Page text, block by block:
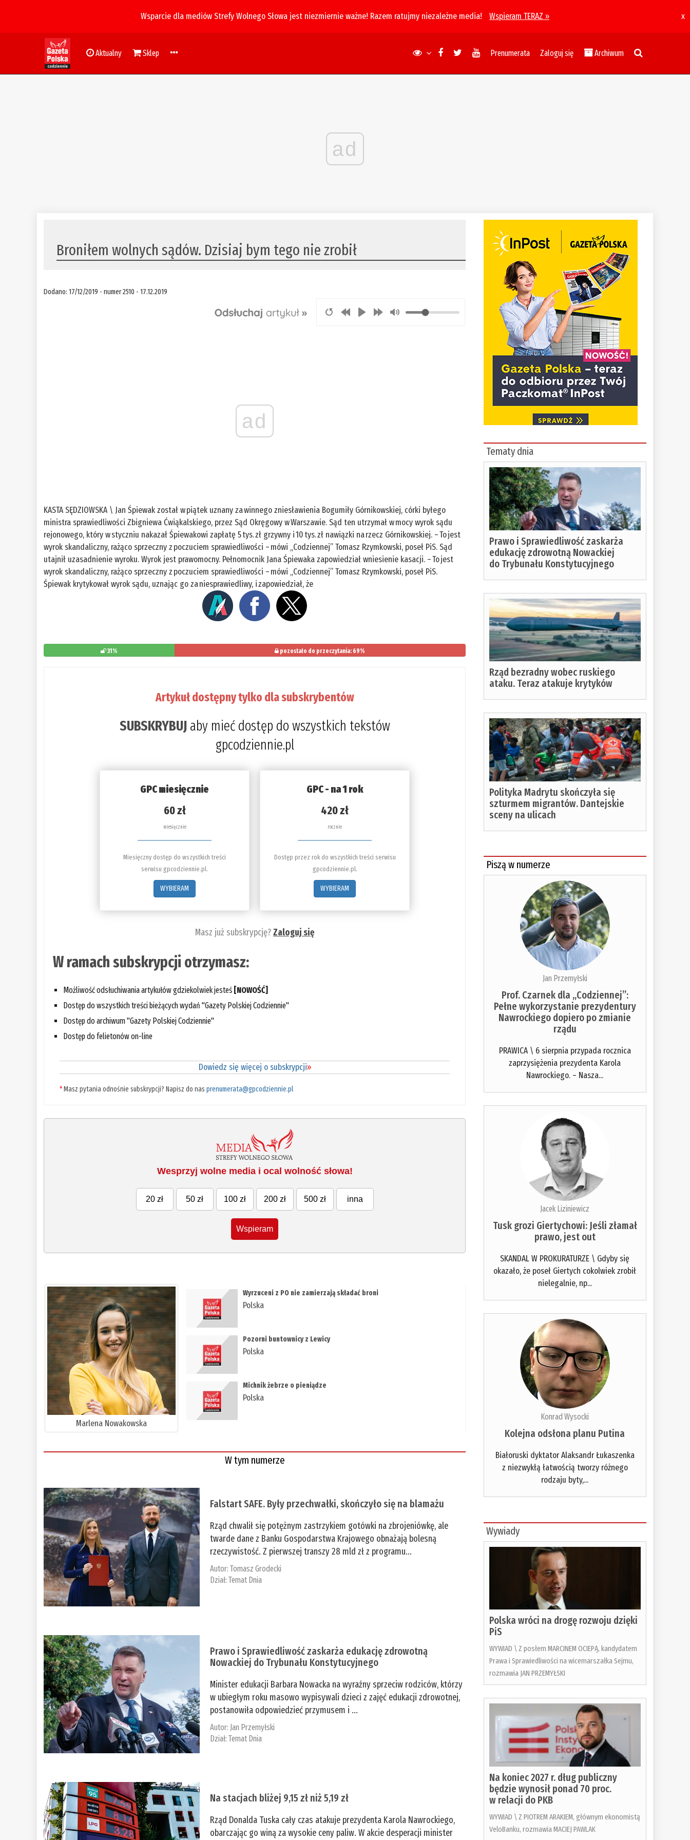
Wsparcie dla mediów Strefy Wolnego Słowa jest niezmiernie ważne! Razem ratujmy niezależne media! Wspieram TERAZ » x
Aktualny Sklep Prenumerata Zaloguj się Archiwum
ad
Broniłem wolnych sądów. Dzisiaj bym tego nie zrobił
Dodano: 17/12/2019 - numer 2510 - 17.12.2019
ad
KASTA SĘDZIOWSKA \ Jan Śpiewak został w piątek uznany za winnego zniesławienia Bogumiły Górnikowskiej, córki byłego
ministra sprawiedliwości Zbigniewa Ćwiąkalskiego, przez Sąd Okręgowy w Warszawie. Sąd ten utrzymał w mocy wyrok sądu
rejonowego, który w styczniu nakazał Śpiewakowi zapłatę 5 tys. zł grzywny i 10 tys. zł nawiązki na rzecz Górnikowskiej. – To jest
wyrok skandaliczny, rażąco sprzeczny z poczuciem sprawiedliwości – mówi „Codziennej” Tomasz Rzymkowski, poseł PiS. Sąd
utajnił uzasadnienie wyroku. Wyrok jest prawomocny. Pełnomocnik Jana Śpiewaka zapowiedział wniesienie kasacji. – To jest
wyrok skandaliczny, rażąco sprzeczny z poczuciem sprawiedliwości – mówi „Codziennej” Tomasz Rzymkowski, poseł PiS.
Śpiewak krytykował wyrok sądu, uznając go za niesprawiedliwy, i zapowiedział, że
31% pozostało do przeczytania: 69%
Artykuł dostępny tylko dla subskrybentów
SUBSKRYBUJaby mieć dostęp do wszystkich tekstów
gpcodziennie.pl
GPC miesięcznie
60 zł
miesięcznie
Miesięczny dostęp do wszystkich treści
serwisu gpcodziennie.pl.
WYBIERAM
GPC - na 1 rok
420 zł
rocznie
Dostęp przez rok do wszystkich treści serwisu
gpcodziennie.pl.
WYBIERAM
Masz już subskrypcję?Zaloguj się
W ramach subskrypcji otrzymasz:
Możliwość odsłuchiwania artykułów gdziekolwiek jesteś [NOWOŚĆ]
Dostęp do wszystkich treści bieżących wydań "Gazety Polskiej Codziennie"
Dostęp do archiwum "Gazety Polskiej Codziennie"
Dostęp do felietonów on-line
Dowiedz się więcej o subskrypcji»
*Masz pytania odnośnie subskrypcji? Napisz do nasprenumerata@gpcodziennie.pl
Wesprzyj wolne media i ocal wolność słowa!
20 zł 50 zł 100 zł 200 zł 500 zł inna
Wspieram
Marlena Nowakowska
Wyrzuceni z PO nie zamierzają składać broni
Polska
Pozorni buntownicy z Lewicy
Polska
Michnik żebrze o pieniądze
Polska
W tym numerze
Falstart SAFE. Były przechwałki, skończyło się na blamażu
Rząd chwalił się potężnym zastrzykiem gotówki na zbrojeniówkę, ale
twarde dane z Banku Gospodarstwa Krajowego obnażają bolesną
rzeczywistość. Z pierwszej transzy 28 mld zł z programu...
Autor:Tomasz Grodecki
Dział:Temat Dnia
Prawo i Sprawiedliwość zaskarża edukację zdrowotną
Nowackiej do Trybunału Konstytucyjnego
Minister edukacji Barbara Nowacka na wyraźny sprzeciw rodziców, którzy
w ubiegłym roku masowo wypisywali dzieci z zajęć edukacji zdrowotnej,
postanowiła odpowiedzieć przymusem i ...
Autor: Jan Przemyłski
Dział:Temat Dnia
Na stacjach bliżej 9,15 zł niż 5,19 zł
Rząd Donalda Tuska cały czas atakuje prezydenta Karola Nawrockiego,
obarczając go winą za wysokie ceny paliw. W akcie desperacji minister
Tematy dnia
Prawo i Sprawiedliwość zaskarża
edukację zdrowotną Nowackiej
do Trybunału Konstytucyjnego
Rząd bezradny wobec ruskiego
ataku. Teraz atakuje krytyków
Polityka Madrytu skończyła się
szturmem migrantów. Dantejskie
sceny na ulicach
Piszą w numerze
Jan Przemyłski
Prof. Czarnek dla „Codziennej”:
Pełne wykorzystanie prezydentury
Nawrockiego dopiero po zmianie
rządu
PRAWICA \ 6 sierpnia przypada rocznica
zaprzysiężenia prezydenta Karola
Nawrockiego. – Nasza...
Jacek Liziniewicz
Tusk grozi Giertychowi: Jeśli złamał
prawo, jest out
SKANDAL W PROKURATURZE \ Gdyby się
okazało, że poseł Giertych cokolwiek zrobił
nielegalnie, np...
Konrad Wysocki
Kolejna odsłona planu Putina
Białoruski dyktator Alaksandr Łukaszenka
z niezwykłą łatwością tworzy różnego
rodzaju byty,...
Wywiady
Polska wróci na drogę rozwoju dzięki
PiS
WYWIAD \ Z posłem MARCINEM OCIEPĄ, kandydatem
Prawa i Sprawiedliwości na wicemarszałka Sejmu,
rozmawia JAN PRZEMYŁSKI
Na koniec 2027 r. dług publiczny
będzie wynosił ponad 70 proc.
w relacji do PKB
WYWIAD \ Z PIOTREM ARAKIEM, głównym ekonomistą
VeloBanku, rozmawia MACIEJ PAWLAK